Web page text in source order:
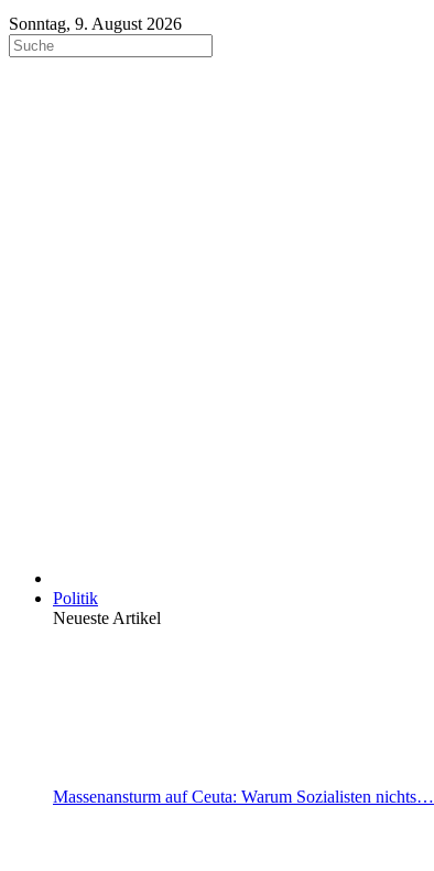
Sonntag, 9. August 2026
Politik
Neueste Artikel
Massenansturm auf Ceuta: Warum Sozialisten nichts…